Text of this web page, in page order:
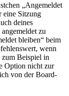
„Angemeldet
eine Sitzung
deines
zu
bleiben“ beim
wenn
Beispiel in
Option nicht zur
von der Board-